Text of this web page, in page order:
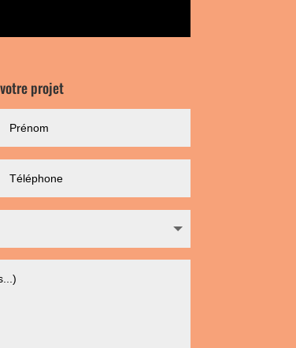
projet